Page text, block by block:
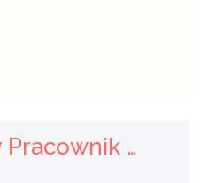
Kwalifikowany Pracownik / Kwalifikowana Pracowniczka Ochrony